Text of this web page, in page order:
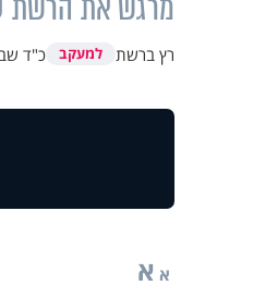
רץ ברשת למעקב כ"ד
א א